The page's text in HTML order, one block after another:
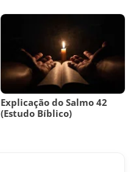
Explicação do Salmo 42
(Estudo Bíblico)